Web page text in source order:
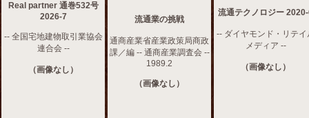
Real partner 通巻532号
2026-7
-- 全国宅地建物取引業協会
連合会 --
（画像なし）
流通業の挑戦
通商産業省産業政策局商政
課／編 -- 通商産業調査会 --
1989.2
（画像なし）
流通テクノロジー
-- ダイヤモンド・リテイ
メディア --
（画像なし）